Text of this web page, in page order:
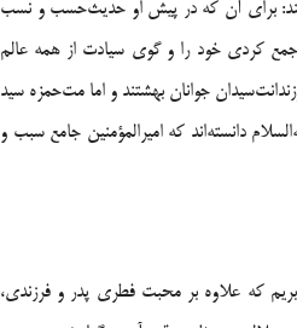
براى آن كه در پيش او حديث‌حسب و نسب
كردى خود را و گوى سيادت از همه عالم
جوانان بهشتند و اما مت‌حمزه سيد
دانسته‌اند كه اميرالمؤمنين جامع سبب و
كه علاوه بر محبت فطرى پدر و فرزندى،